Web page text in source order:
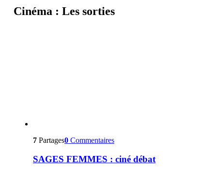
Cinéma : Les sorties
7 Partages0 Commentaires
SAGES FEMMES : ciné débat